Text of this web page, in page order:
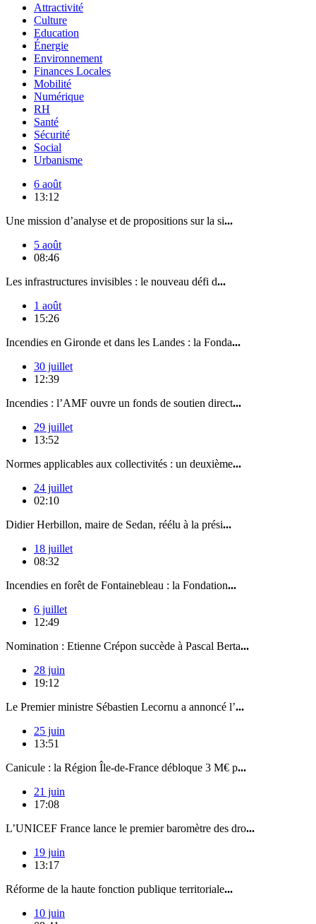
Attractivité
Culture
Education
Énergie
Environnement
Finances Locales
Mobilité
Numérique
RH
Santé
Sécurité
Social
Urbanisme
6 août
13:12
Une mission d’analyse et de propositions sur la si...
5 août
08:46
Les infrastructures invisibles : le nouveau défi d...
1 août
15:26
Incendies en Gironde et dans les Landes : la Fonda...
30 juillet
12:39
Incendies : l’AMF ouvre un fonds de soutien direct...
29 juillet
13:52
Normes applicables aux collectivités : un deuxième...
24 juillet
02:10
Didier Herbillon, maire de Sedan, réélu à la prési...
18 juillet
08:32
Incendies en forêt de Fontainebleau : la Fondation...
6 juillet
12:49
Nomination : Etienne Crépon succède à Pascal Berta...
28 juin
19:12
Le Premier ministre Sébastien Lecornu a annoncé l’...
25 juin
13:51
Canicule : la Région Île-de-France débloque 3 M€ p...
21 juin
17:08
L’UNICEF France lance le premier baromètre des dro...
19 juin
13:17
Réforme de la haute fonction publique territoriale...
10 juin